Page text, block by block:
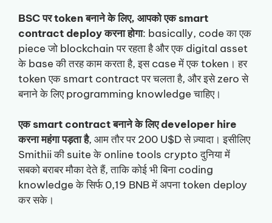
BSC पर token बनाने के लिए, आपको एक smart
contract deploy करना होगा: basically, code का एक
piece जो blockchain पर रहता है और एक digital asset
के base की तरह काम करता है, इस case में एक token। हर
token एक smart contract पर चलता है, और इसे zero से
बनाने के लिए programming knowledge चाहिए।
एक smart contract बनाने के लिए developer hire
करना महंगा पड़ता है, आम तौर पर 200 U$D से ज़्यादा। इसीलिए
Smithii की suite के online tools crypto दुनिया में
सबको बराबर मौका देते हैं, ताकि कोई भी बिना coding
knowledge के सिर्फ 0,19 BNB में अपना token deploy
कर सके।